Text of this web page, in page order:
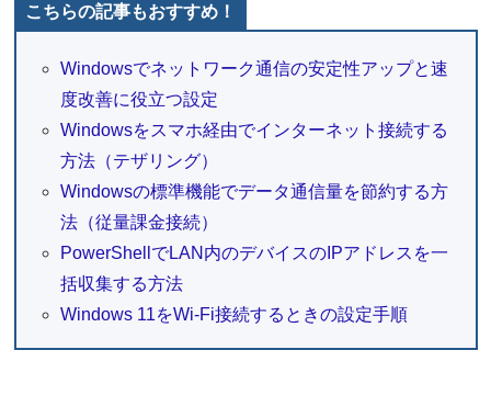
こちらの記事もおすすめ！
Windowsでネットワーク通信の安定性アップと速
度改善に役立つ設定
Windowsをスマホ経由でインターネット接続する
方法（テザリング）
Windowsの標準機能でデータ通信量を節約する方
法（従量課金接続）
PowerShellでLAN内のデバイスのIPアドレスを一
括収集する方法
Windows 11をWi-Fi接続するときの設定手順